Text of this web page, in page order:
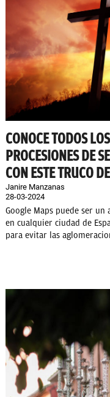
CONOCE TODOS
PROCESIONES DE
CON ESTE TRUCO
Janire Manzanas
28-03-2024
Google Maps puede ser
en cualquier ciudad de
para evitar las